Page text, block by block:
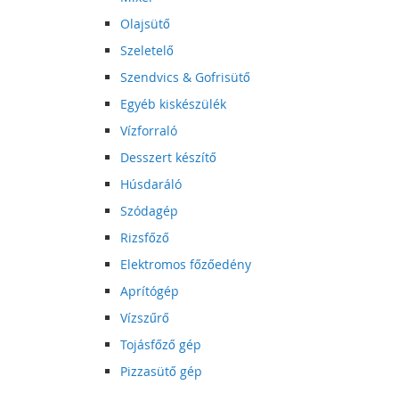
Olajsütő
Szeletelő
Szendvics & Gofrisütő
Egyéb kiskészülék
Vízforraló
Desszert készítő
Húsdaráló
Szódagép
Rizsfőző
Elektromos főzőedény
Aprítógép
Vízszűrő
Tojásfőző gép
Pizzasütő gép